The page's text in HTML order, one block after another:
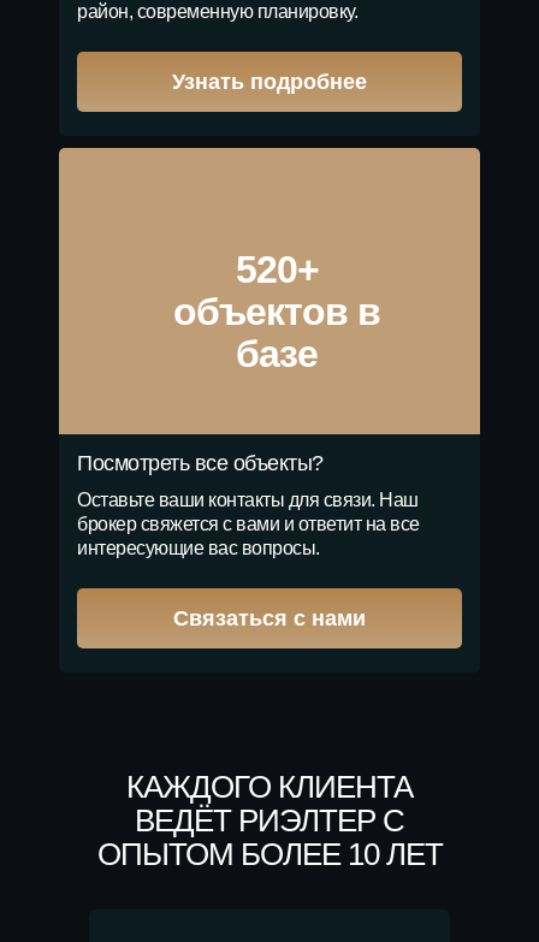
район, современную планировку.
Узнать подробнее
Посмотреть все объекты?
Оставьте ваши контакты для связи. Наш
брокер свяжется с вами и ответит на все
интересующие вас вопросы.
Связаться с нами
520+
объектов в
базе
КАЖДОГО КЛИЕНТА
ВЕДЁТ РИЭЛТЕР С
ОПЫТОМ БОЛЕЕ 10 ЛЕТ